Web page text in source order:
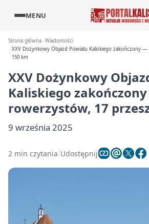
MENU
Strona główna Wiadomości
XXV Dożynkowy Objazd Powiatu Kaliskiego zakończony —
150 km
XXV Dożynkowy
Kaliskiego
rowerzystów, 17
9 września 2025
2 min czytania Udostępnij